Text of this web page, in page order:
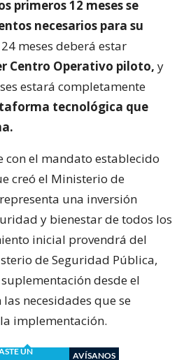
primeros 12 meses se
necesarios para su
meses deberá estar
Centro Operativo piloto, y
estará completamente
tecnológica que
con el mandato establecido
creó el Ministerio de
una inversión
y bienestar de todos los
inicial provendrá del
de Seguridad Pública,
desde el
necesidades que se
implementación.
UN
AVÍSANOS